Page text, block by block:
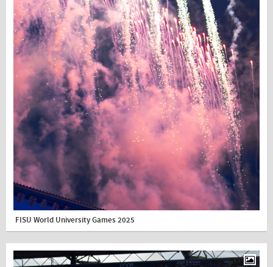
FISU World University Games 2025